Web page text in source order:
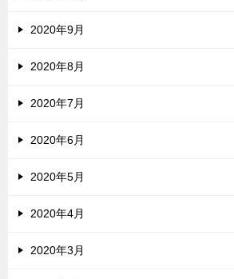
2020年9月
2020年8月
2020年7月
2020年6月
2020年5月
2020年4月
2020年3月